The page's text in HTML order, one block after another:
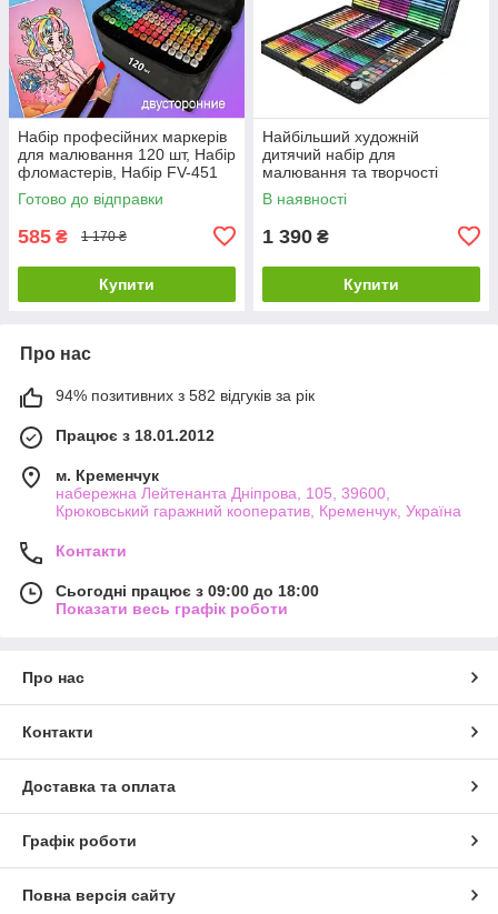
Набір професійних маркерів
для малювання 120 шт, Набір
фломастерів, Набір FV-451
маркерів sketch
Готово до відправки
585 ₴ 1 170 ₴
Купити
Найбільший художній
дитячий набір для
малювання та творчості
Colorful Italy на 288
предметів!!!
В наявності
1 390 ₴
Купити
Про нас
94% позитивних з 582 відгуків за рік
Працює з 18.01.2012
м. Кременчук
набережна Лейтенанта Дніпрова, 105, 39600,
Крюковський гаражний кооператив, Кременчук, Україна
Контакти
Сьогодні працює з 09:00 до 18:00
Показати весь графік роботи
Про нас
Контакти
Доставка та оплата
Графік роботи
Повна версія сайту